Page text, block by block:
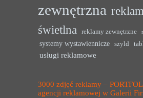
zewnętrzna
świetlna
reklamy zewnętrzne
systemy wystawiennicze szyld
usługi reklamowe
3000 zdjęć reklamy –
agencji reklamowej w Galerii